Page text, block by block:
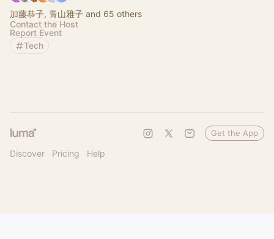
加藤恭子, 青山雅子 and 65 others
Contact the Host
Report Event
Tech
Discover Pricing Help
Get the App